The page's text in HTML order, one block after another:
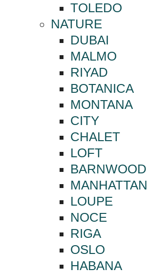
TOLEDO
NATURE
DUBAI
MALMO
RIYAD
BOTANICA
MONTANA
CITY
CHALET
LOFT
BARNWOOD
MANHATTAN
LOUPE
NOCE
RIGA
OSLO
HABANA